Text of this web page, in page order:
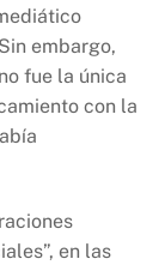
embargo,
fue la única
con la
en las